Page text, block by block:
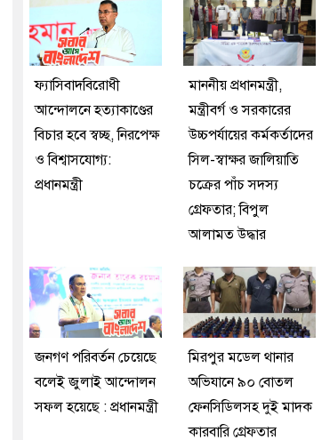
ফ্যাসিবাদবিরোধী
আন্দোলনে হত্যাকাণ্ডের
বিচার হবে স্বচ্ছ, নিরপেক্ষ
ও বিশ্বাসযোগ্য:
প্রধানমন্ত্রী
মাননীয় প্রধানমন্ত্রী,
মন্ত্রীবর্গ ও সরকারের
উচ্চপর্যায়ের কর্মকর্তাদের
সিল-স্বাক্ষর জালিয়াতি
চক্রের পাঁচ সদস্য
গ্রেফতার; বিপুল
আলামত উদ্ধার
জনগণ পরিবর্তন চেয়েছে
বলেই জুলাই আন্দোলন
সফল হয়েছে : প্রধানমন্ত্রী
মিরপুর মডেল থানার
অভিযানে ৯০ বোতল
ফেনসিডিলসহ দুই মাদক
কারবারি গ্রেফতার